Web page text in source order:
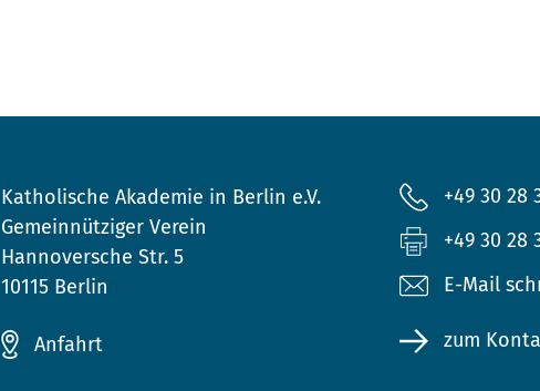
Katholische Akademie in Berlin e.V.
Gemeinnütziger Verein
Hannoversche Str. 5
10115 Berlin
Anfahrt
+49 30 28
+49 30 28
E-Mail
zum